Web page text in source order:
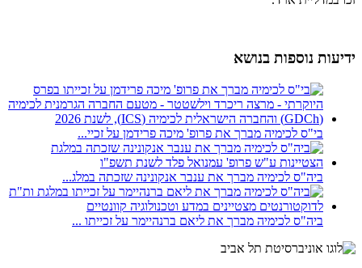
ידיעות נוספות בנושא
בי"ס לכימיה מברך את פרופ' מיכה פרידמן על זכיי...
ביה"ס לכימיה מברך את ענבר אנקונינה שזכתה במלג...
ביה"ס לכימיה מברך את ליאם ברנהיימר על זכייתו ...